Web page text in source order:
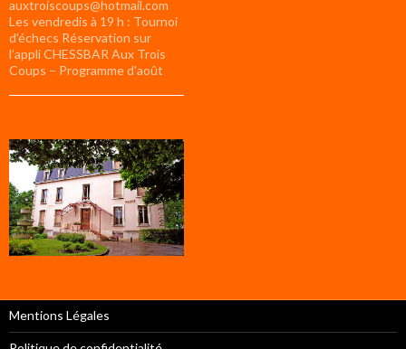
auxtroiscoups@hotmail.com
Les vendredis à 19 h : Tournoi
d’échecs Réservation sur
l’appli CHESSBAR Aux Trois
Coups – Programme d’août
Mentions Légales